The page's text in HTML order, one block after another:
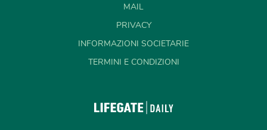
MAIL
PRIVACY
INFORMAZIONI SOCIETARIE
TERMINI E CONDIZIONI